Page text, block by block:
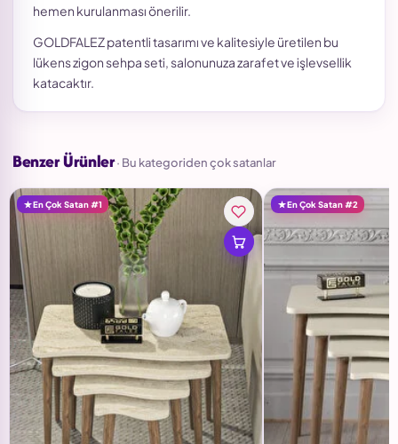
hemen kurulanması önerilir.
GOLDFALEZ patentli tasarımı ve kalitesiyle üretilen bu
lükens zigon sehpa seti, salonunuza zarafet ve işlevsellik
katacaktır.
Benzer Ürünler· Bu kategoriden çok satanlar
En Çok Satan #1 En Çok Satan #2